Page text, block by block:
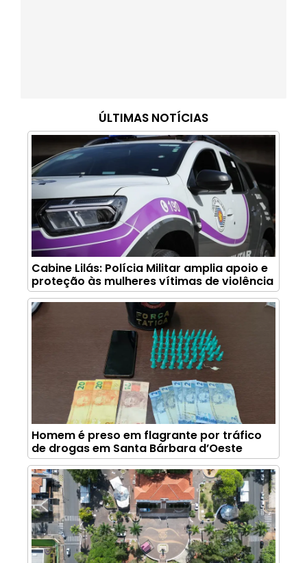
ÚLTIMAS NOTÍCIAS
Cabine Lilás: Polícia Militar amplia apoio e
proteção às mulheres vítimas de violência
Homem é preso em flagrante por tráfico
de drogas em Santa Bárbara d’Oeste